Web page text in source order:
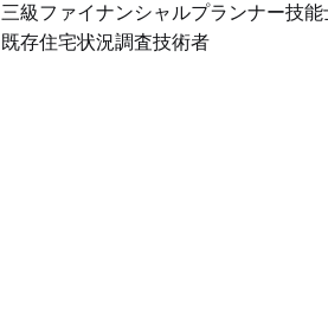
三級ファイナンシャルプランナー技能
既存住宅状況調査技術者